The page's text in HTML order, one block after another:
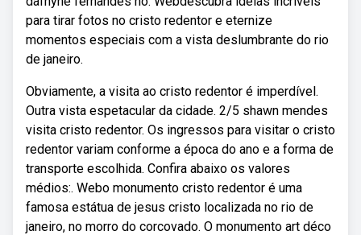
para tirar fotos no cristo redentor e eternize
momentos especiais com a vista deslumbrante do rio
de janeiro.
Obviamente, a visita ao cristo redentor é imperdível.
Outra vista espetacular da cidade. 2/5 shawn mendes
visita cristo redentor. Os ingressos para visitar o cristo
redentor variam conforme a época do ano e a forma de
transporte escolhida. Confira abaixo os valores
médios:. Webo monumento cristo redentor é uma
famosa estátua de jesus cristo localizada no rio de
janeiro, no morro do corcovado. O monumento art déco